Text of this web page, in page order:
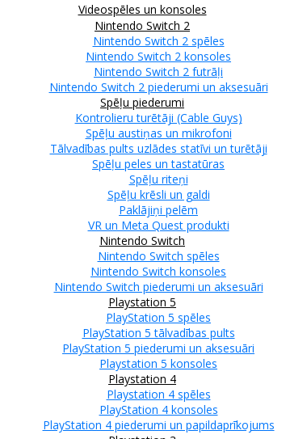
Videospēles un konsoles
Nintendo Switch 2
Nintendo Switch 2 spēles
Nintendo Switch 2 konsoles
Nintendo Switch 2 futrāļi
Nintendo Switch 2 piederumi un aksesuāri
Spēļu piederumi
Kontrolieru turētāji (Cable Guys)
Spēļu austiņas un mikrofoni
Tālvadības pults uzlādes statīvi un turētāji
Spēļu peles un tastatūras
Spēļu riteņi
Spēļu krēsli un galdi
Paklājiņi pelēm
VR un Meta Quest produkti
Nintendo Switch
Nintendo Switch spēles
Nintendo Switch konsoles
Nintendo Switch piederumi un aksesuāri
Playstation 5
PlayStation 5 spēles
PlayStation 5 tālvadības pults
PlayStation 5 piederumi un aksesuāri
Playstation 5 konsoles
Playstation 4
Playstation 4 spēles
PlayStation 4 konsoles
PlayStation 4 piederumi un papildaprīkojums